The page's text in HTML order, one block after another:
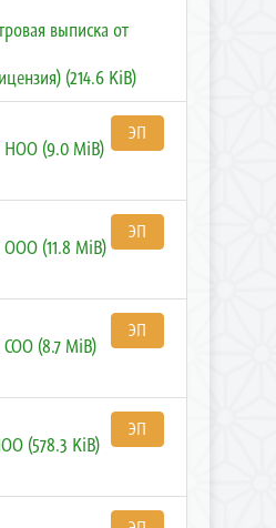
выписка от
(214.6 KiB)
(9.0 MiB)
ЭП
(11.8 MiB)
ЭП
(8.7 MiB)
ЭП
(578.3 KiB)
ЭП